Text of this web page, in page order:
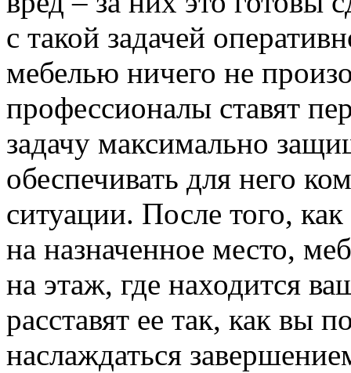
с такой задачей
мебелью ничего не
профессионалы ставят
задачу максимально
обеспечивать для него
ситуации. После того,
на назначенное место,
на этаж, где находится
расставят ее так, как вы
наслаждаться